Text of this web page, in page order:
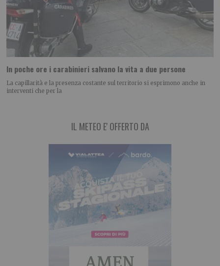
In poche ore i carabinieri salvano la vita a due persone
La capillarità e la presenza costante sul territorio si esprimono anche in
interventi che per la
IL METEO E' OFFERTO DA